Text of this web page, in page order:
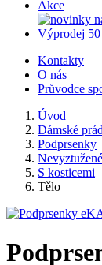
Akce
Výprodej
Kontakty
O nás
Průvodce
Úvod
Dámské
Podprsenky
S kosticemi
Tělo